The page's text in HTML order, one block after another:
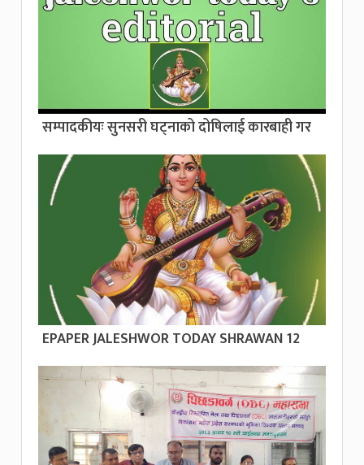
सम्पादकीयः सुनसरी घट्नाको दोषिलाई कारबाही गर
EPAPER JALESHWOR TODAY SHRAWAN 12